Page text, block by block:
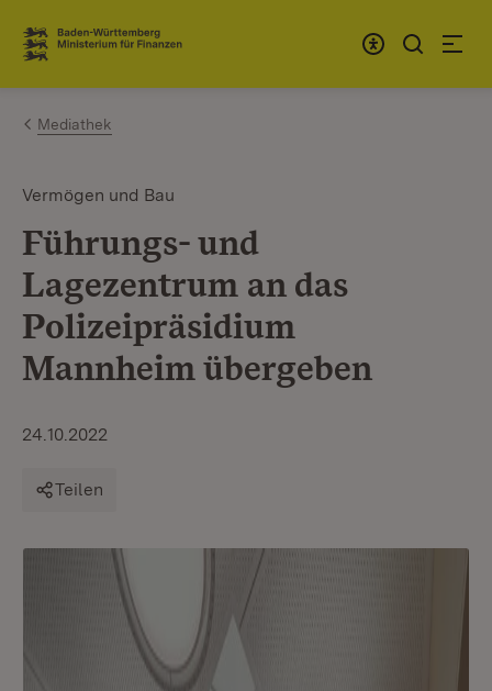
Zum Inhalt springen
Link zur Startseite
Mediathek
Vermögen und Bau
Führungs- und
Lagezentrum an das
Polizeipräsidium
Mannheim übergeben
24.10.2022
Teilen